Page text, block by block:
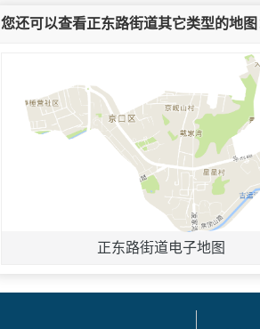
您还可以查看正东路街道其它类型的地图
正东路街道电子地图